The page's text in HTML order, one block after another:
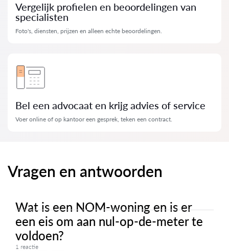
Vergelijk profielen en beoordelingen van
specialisten
Foto's, diensten, prijzen en alleen echte beoordelingen.
Bel een advocaat en krijg advies of service
Voer online of op kantoor een gesprek, teken een contract.
Vragen en antwoorden
Wat is een NOM-woning en is er
een eis om aan nul-op-de-meter te
voldoen?
1 reactie